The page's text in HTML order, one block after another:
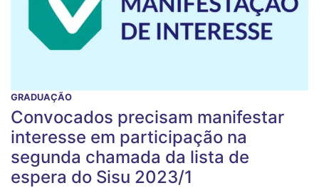
GRADUAÇÃO
Convocados precisam manifestar
interesse em participação na
segunda chamada da lista de
espera do Sisu 2023/1